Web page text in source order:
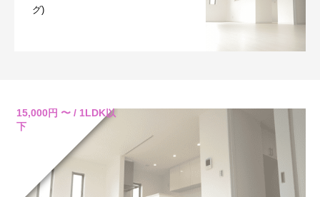
グ)
15,000円 〜 / 1LDK以
下